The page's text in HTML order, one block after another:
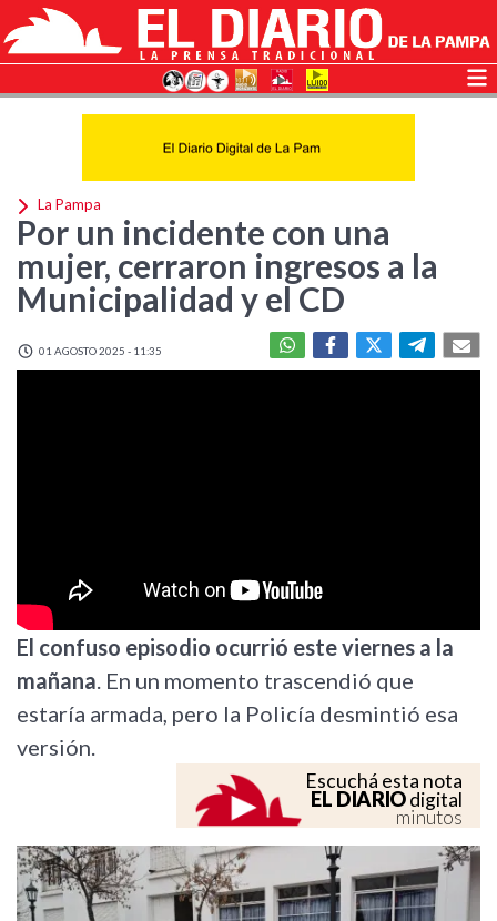
La Pampa
Por un incidente con una
mujer, cerraron ingresos a la
Municipalidad y el CD
01 AGOSTO 2025 - 11:35
El confuso episodio ocurrió este viernes a la
mañana. En un momento trascendió que
estaría armada, pero la Policía desmintió esa
versión.
Escuchá esta nota
EL DIARIOdigital
minutos